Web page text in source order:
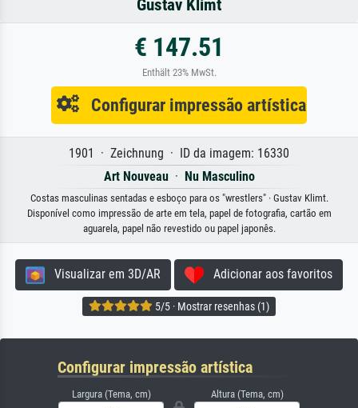
Gustav Klimt
€ 147.51
Enthält 23% MwSt.
Configurar impressão artística
1901 · Zeichnung · ID da imagem: 16330
Art Nouveau· Nu Masculino
Costas masculinas sentadas e esboço para os "wrestlers" · Gustav Klimt.
Disponível como impressão de arte em tela, papel de fotografia, cartão em
aguarela, papel não revestido ou papel japonês.
Visualizar em 3D/AR Adicionar aos favoritos
5/5 · Mostrar resenhas (1)
Configurar impressão artística
Largura (Tema, cm) Altura (Tema, cm)